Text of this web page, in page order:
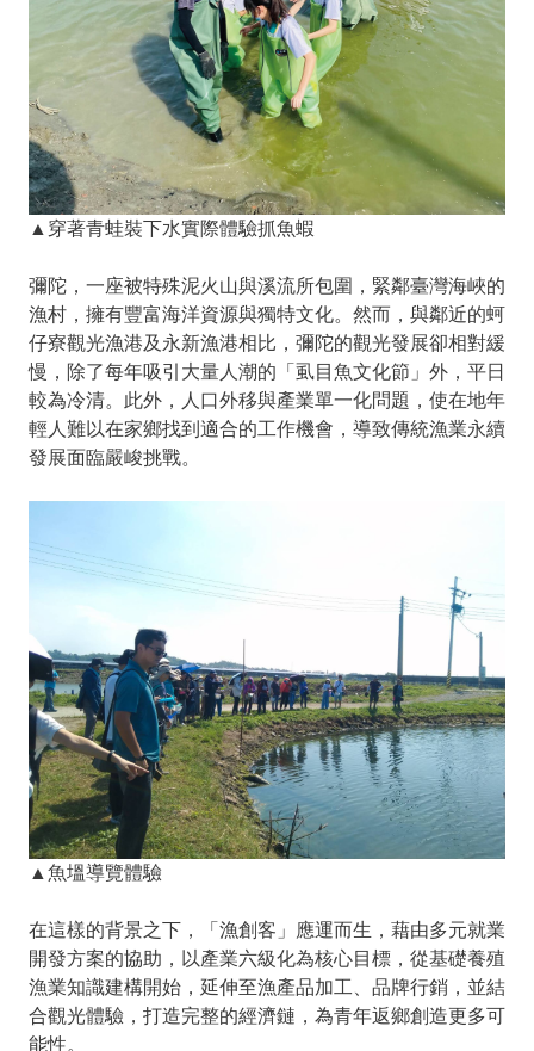
▲穿著青蛙裝下水實際體驗抓魚蝦
彌陀，一座被特殊泥火山與溪流所包圍，緊鄰臺灣海峽的
漁村，擁有豐富海洋資源與獨特文化。然而，與鄰近的蚵
仔寮觀光漁港及永新漁港相比，彌陀的觀光發展卻相對緩
慢，除了每年吸引大量人潮的「虱目魚文化節」外，平日
較為冷清。此外，人口外移與產業單一化問題，使在地年
輕人難以在家鄉找到適合的工作機會，導致傳統漁業永續
發展面臨嚴峻挑戰。
▲魚塭導覽體驗
在這樣的背景之下，「漁創客」應運而生，藉由多元就業
開發方案的協助，以產業六級化為核心目標，從基礎養殖
漁業知識建構開始，延伸至漁產品加工、品牌行銷，並結
合觀光體驗，打造完整的經濟鏈，為青年返鄉創造更多可
能性。